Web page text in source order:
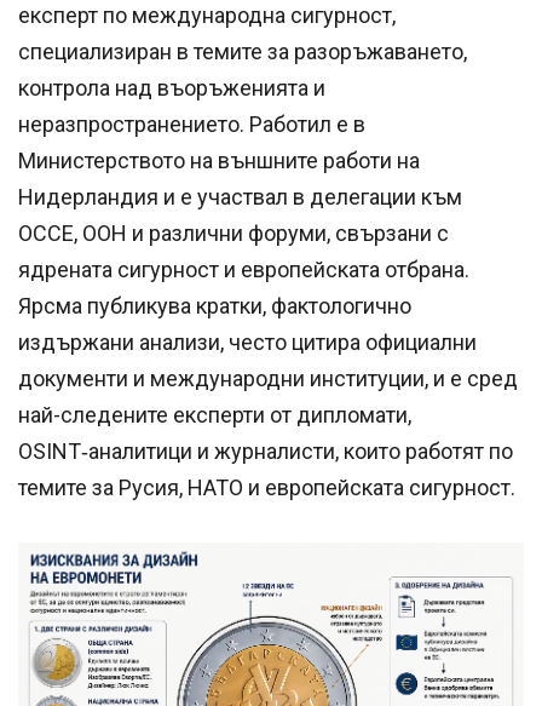
експерт по международна сигурност,
специализиран в темите за разоръжаването,
контрола над въоръженията и
неразпространението. Работил е в
Министерството на външните работи на
Нидерландия и е участвал в делегации към
ОССЕ, ООН и различни форуми, свързани с
ядрената сигурност и европейската отбрана.
Ярсма публикува кратки, фактологично
издържани анализи, често цитира официални
документи и международни институции, и е сред
най-следените експерти от дипломати,
OSINT‑аналитици и журналисти, които работят по
темите за Русия, НАТО и европейската сигурност.